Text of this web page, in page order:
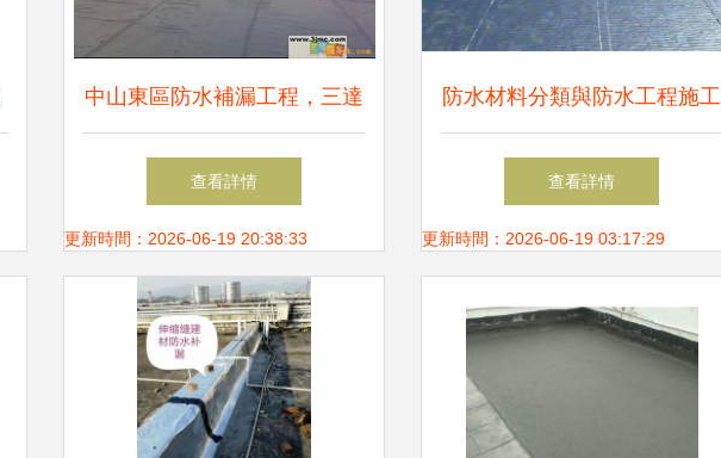
中山東區防水補漏工程，三達
補漏公司為您全程施工守護
查看詳情
更新時間：2026-06-19 20:38:33
防水材料分類與防水工程施工
要點解析
查看詳情
更新時間：2026-06-19 03:17:29